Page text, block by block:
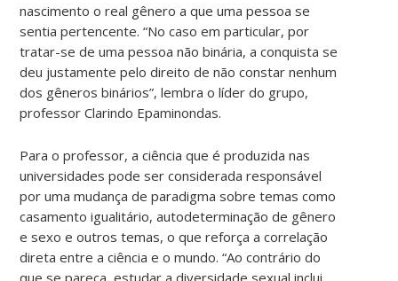
nascimento o real gênero a que uma pessoa se
sentia pertencente. “No caso em particular, por
tratar-se de uma pessoa não binária, a conquista se
deu justamente pelo direito de não constar nenhum
dos gêneros binários”, lembra o líder do grupo,
professor Clarindo Epaminondas.
Para o professor, a ciência que é produzida nas
universidades pode ser considerada responsável
por uma mudança de paradigma sobre temas como
casamento igualitário, autodeterminação de gênero
e sexo e outros temas, o que reforça a correlação
direta entre a ciência e o mundo. “Ao contrário do
que se pareça, estudar a diversidade sexual inclui